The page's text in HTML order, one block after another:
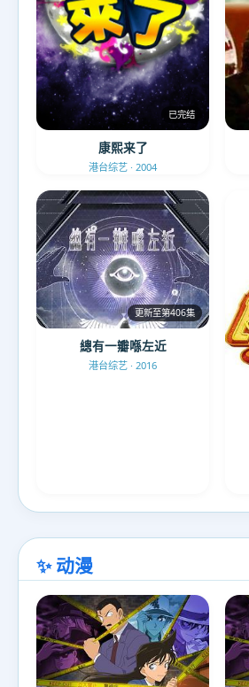
已完结
康熙来了
港台综艺 · 2004
更新至第406集
總有一瓣喺左近
港台综艺 · 2016
✨ 动漫